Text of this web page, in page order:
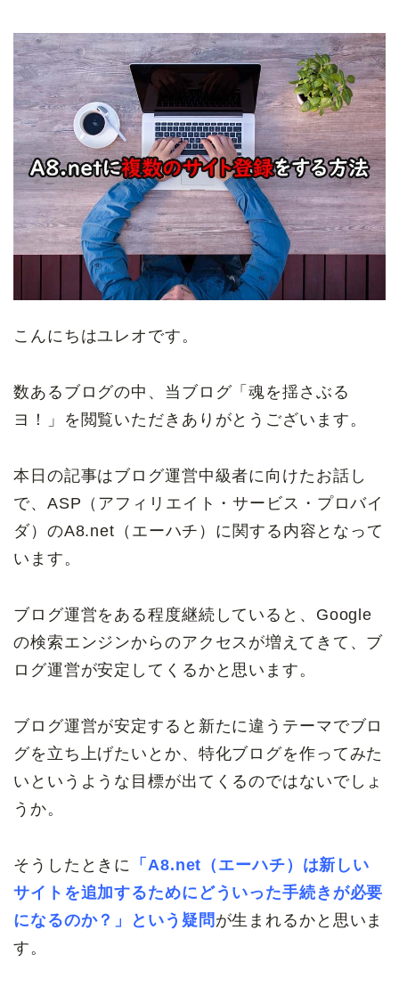
こんにちはユレオです。
数あるブログの中、当ブログ「魂を揺さぶる
ヨ！」を閲覧いただきありがとうございます。
本日の記事はブログ運営中級者に向けたお話し
で、ASP（アフィリエイト・サービス・プロバイ
ダ）のA8.net（エーハチ）に関する内容となって
います。
ブログ運営をある程度継続していると、Google
の検索エンジンからのアクセスが増えてきて、ブ
ログ運営が安定してくるかと思います。
ブログ運営が安定すると新たに違うテーマでブロ
グを立ち上げたいとか、特化ブログを作ってみた
いというような目標が出てくるのではないでしょ
うか。
そうしたときに
「A8.net（エーハチ）は新しい
サイトを追加するためにどういった手続きが必要
になるのか？」という疑問 が生まれるかと思いま
す。